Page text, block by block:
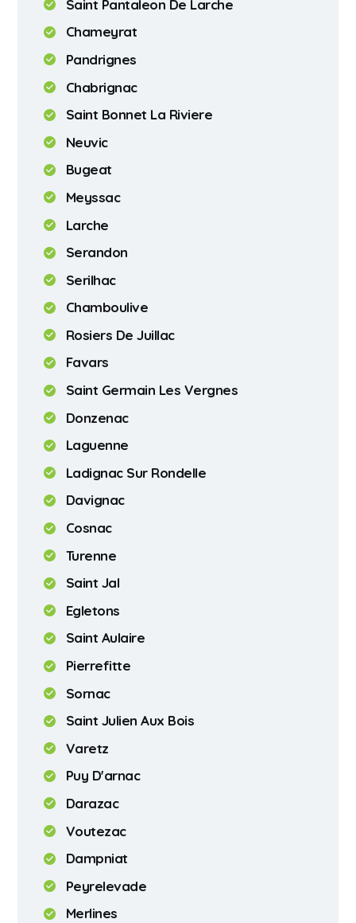
Saint Pantaleon De Larche
Chameyrat
Pandrignes
Chabrignac
Saint Bonnet La Riviere
Neuvic
Bugeat
Meyssac
Larche
Serandon
Serilhac
Chamboulive
Rosiers De Juillac
Favars
Saint Germain Les Vergnes
Donzenac
Laguenne
Ladignac Sur Rondelle
Davignac
Cosnac
Turenne
Saint Jal
Egletons
Saint Aulaire
Pierrefitte
Sornac
Saint Julien Aux Bois
Varetz
Puy D'arnac
Darazac
Voutezac
Dampniat
Peyrelevade
Merlines